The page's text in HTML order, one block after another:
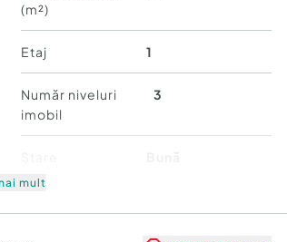
(m²)
Etaj 1
Număr niveluri
imobil
3
mult